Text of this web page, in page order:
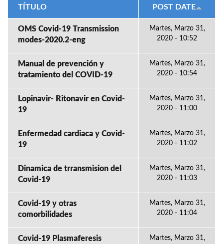
TÍTULO POST DATE
OMS Covid-19 Transmission
modes-2020.2-eng
Martes, Marzo 31,
2020 - 10:52
Manual de prevención y
tratamiento del COVID-19
Martes, Marzo 31,
2020 - 10:54
Lopinavir- Ritonavir en Covid-
19
Martes, Marzo 31,
2020 - 11:00
Enfermedad cardiaca y Covid-
19
Martes, Marzo 31,
2020 - 11:02
Dinamica de trransmision del
Covid-19
Martes, Marzo 31,
2020 - 11:03
Covid-19 y otras
comorbilidades
Martes, Marzo 31,
2020 - 11:04
Covid-19 Plasmaferesis
Martes, Marzo 31,